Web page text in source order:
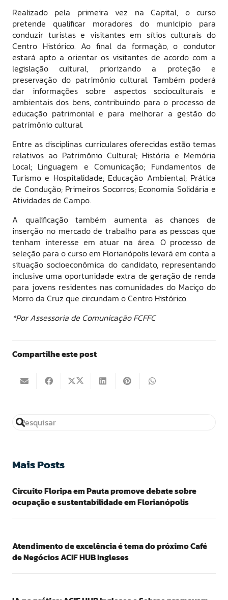
Realizado pela primeira vez na Capital, o curso
pretende qualificar moradores do município para
conduzir turistas e visitantes em sítios culturais do
Centro Histórico. Ao final da formação, o condutor
estará apto a orientar os visitantes de acordo com a
legislação cultural, priorizando a proteção e
preservação do patrimônio cultural. Também poderá
dar informações sobre aspectos socioculturais e
ambientais dos bens, contribuindo para o processo de
educação patrimonial e para melhorar a gestão do
patrimônio cultural.
Entre as disciplinas curriculares oferecidas estão temas
relativos ao Patrimônio Cultural; História e Memória
Local; Linguagem e Comunicação; Fundamentos de
Turismo e Hospitalidade; Educação Ambiental; Prática
de Condução; Primeiros Socorros; Economia Solidária e
Atividades de Campo.
A qualificação também aumenta as chances de
inserção no mercado de trabalho para as pessoas que
tenham interesse em atuar na área. O processo de
seleção para o curso em Florianópolis levará em conta a
situação socioeconômica do candidato, representando
inclusive uma oportunidade extra de geração de renda
para jovens residentes nas comunidades do Maciço do
Morro da Cruz que circundam o Centro Histórico.
*Por Assessoria de Comunicação FCFFC
Compartilhe este post
Mais Posts
Circuito Floripa em Pauta promove debate sobre
ocupação e sustentabilidade em Florianópolis
Atendimento de excelência é tema do próximo Café
de Negócios ACIF HUB Ingleses